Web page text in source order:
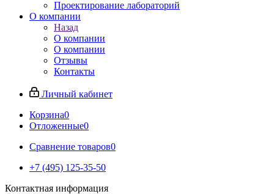
Проектирование лабораторий
О компании
Назад
О компании
О компании
Отзывы
Контакты
Личный кабинет
Корзина0
Отложенные0
Сравнение товаров0
+7 (495) 125-35-50
Контактная информация